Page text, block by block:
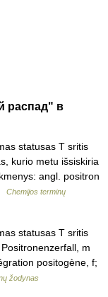
распад" в
statusas T sritis
kurio metu išsiskiria
angl. positron
Chemijos terminų
statusas T sritis
m
positogène, f;
žodynas